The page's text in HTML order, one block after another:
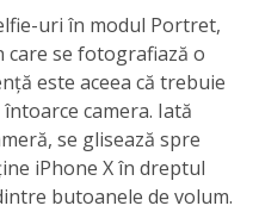
uri în modul Portret,
care se fotografiază o
este aceea că trebuie
camera. Iată
se glisează spre
iPhone X în dreptul
butoanele de volum.